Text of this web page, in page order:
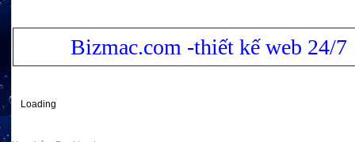
Bizmac.com -thiết kế web 24/7
Loading